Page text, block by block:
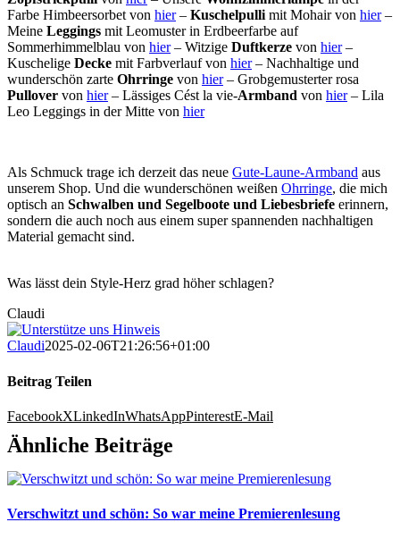
Farbe Himbeersorbet von hier– Kuschelpullimit Mohair von hier–
Meine Leggings mit Leomuster in Erdbeerfarbe auf
Sommerhimmelblau von hier– Witzige Duftkerze von hier–
Kuschelige Decke mit Farbverlauf von hier– Nachhaltige und
wunderschön zarte Ohrringe von hier– Grobgemusterter rosa
Pullover von hier– Lässiges Cést la vie-Armband von hier– Lila
Leo Leggings in der Mitte von hier
Als Schmuck trage ich derzeit das neue Gute-Laune-Armband aus
unserem Shop. Und die wunderschönen weißen Ohrringe, die mich
optisch an Schwalben und Segelboote und Liebesbriefe erinnern,
sondern die auch noch aus einem super spannenden nachhaltigen
Material gemacht sind.
Was lässt dein Style-Herz grad höher schlagen?
Claudi
Claudi2025-02-06T21:26:56+01:00
Beitrag Teilen
FacebookXLinkedInWhatsAppPinterestE-Mail
Ähnliche Beiträge
Verschwitzt und schön: So war meine Premierenlesung